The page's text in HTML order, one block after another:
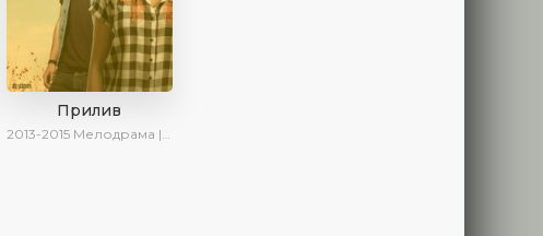
Прилив
2013-2015 Мелодрама | Драма | Комедия